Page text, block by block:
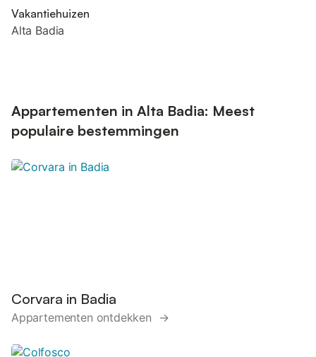
Vakantiehuizen
Alta Badia
Appartementen in Alta Badia: Meest
populaire bestemmingen
Corvara in Badia
Appartementen ontdekken →